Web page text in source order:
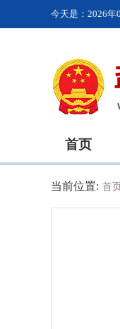
今天是： 2026年
首页
当前位置: 首页